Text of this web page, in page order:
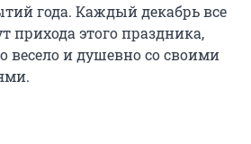
года. Каждый декабрь все
прихода этого праздника,
весело и душевно со своими